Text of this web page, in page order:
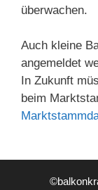
überwachen.
Auch kleine
angemeldet
In Zukunft
beim